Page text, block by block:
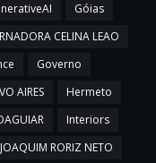
Góias
CELINA LEAO
Governo
AIRES
Hermeto
Interiors
JOAQUIM RORIZ NETO